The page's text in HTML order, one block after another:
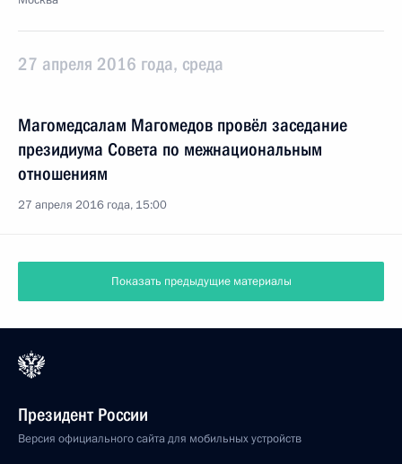
27 апреля 2016 года, среда
Магомедсалам Магомедов провёл заседание
президиума Совета по межнациональным
отношениям
27 апреля 2016 года, 15:00
Показать предыдущие материалы
Президент России
Версия официального сайта для мобильных устройств